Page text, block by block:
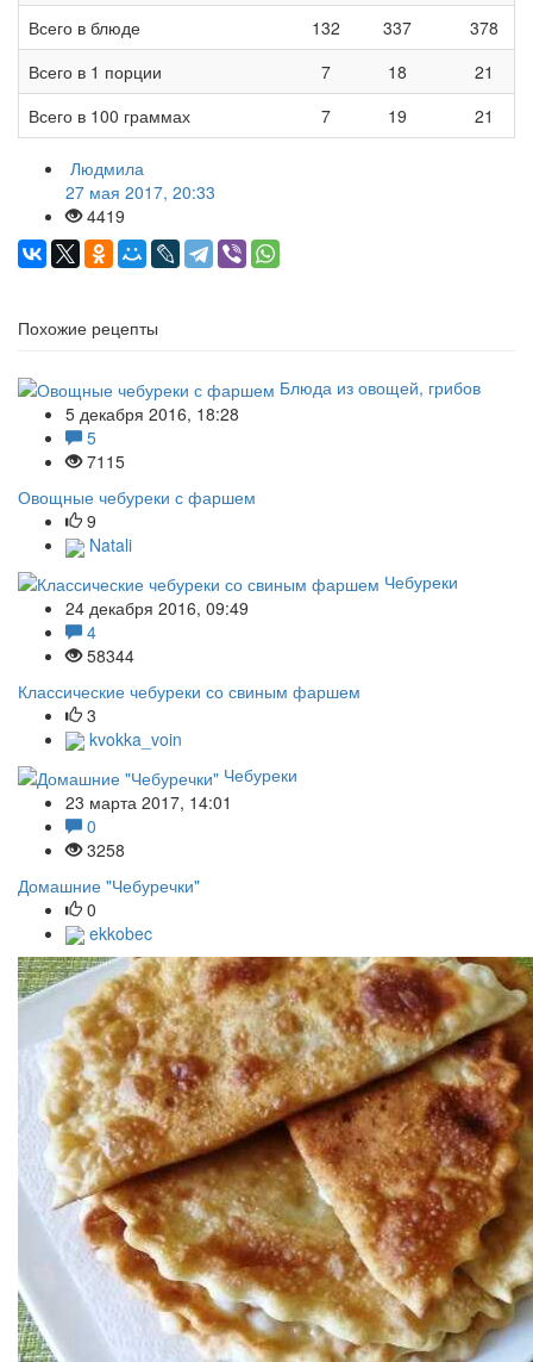
Всего в блюде
132 337
378
Всего в 1 порции
7 18
21
Всего в 100 граммах
7 19 21
Людмила
27 мая 2017, 20:33
4419
Похожие рецепты
Блюда из овощей, грибов
5 декабря 2016, 18:28
5
7115
Овощные чебуреки с фаршем
9
Natali
Чебуреки
24 декабря 2016, 09:49
4
58344
Классические чебуреки со свиным фаршем
3
kvokka_voin
Чебуреки
23 марта 2017, 14:01
0
3258
Домашние "Чебуречки"
0
ekkobec